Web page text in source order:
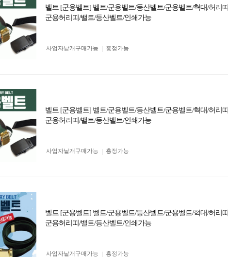
벨트 [군용벨트] 벨트/군용벨트/등산벨트/군용벨트/혁대/허리
군용허리띠/밸트/등산벨트/인쇄가능
사업자 낱개구매가능 흥정가능
벨트 [군용벨트] 벨트/군용벨트/등산벨트/군용벨트/혁대/허리
군용허리띠/밸트/등산벨트/인쇄가능
사업자 낱개구매가능 흥정가능
벨트 [군용벨트] 벨트/군용벨트/등산벨트/군용벨트/혁대/허리
군용허리띠/밸트/등산벨트/인쇄가능
사업자 낱개구매가능 흥정가능